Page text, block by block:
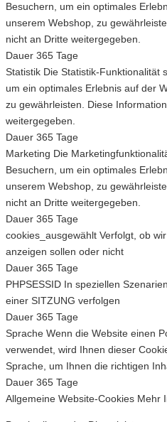
Besuchern, um ein optimales
unserem Webshop, zu
nicht an Dritte weitergegeben.
Dauer 365 Tage
Statistik Die Statistik-Funktionalität
um ein optimales Erlebnis auf der
zu gewährleisten. Diese
weitergegeben.
Dauer 365 Tage
Marketing Die
Besuchern, um ein optimales
unserem Webshop, zu
nicht an Dritte weitergegeben.
Dauer 365 Tage
cookies_ausgewählt Verfolgt, ob
anzeigen sollen oder nicht
Dauer 365 Tage
PHPSESSID In speziellen
einer SITZUNG verfolgen
Dauer 365 Tage
Sprache Wenn die Website einen
verwendet, wird Ihnen dieser
Sprache, um Ihnen die richtigen
Dauer 365 Tage
Allgemeine Website-Cookies Mehr